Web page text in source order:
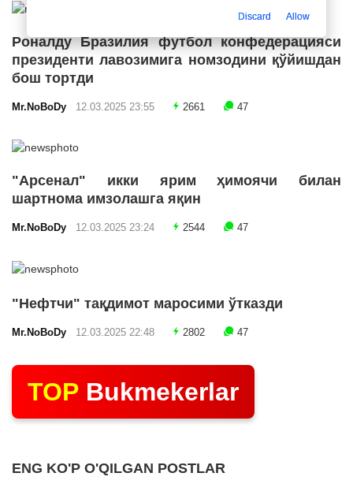
Роналду Бразилия футбол конфедерацияси
президенти лавозимига номзодини қўйишдан
бош тортди
Mr.NoBoDy 12.03.2025 23:55 2661 47
"Арсенал" икки ярим ҳимоячи билан
шартнома имзолашга яқин
Mr.NoBoDy 12.03.2025 23:24 2544 47
"Нефтчи" тақдимот маросими ўтказди
Mr.NoBoDy 12.03.2025 22:48 2802 47
TOP Bukmekerlar
ENG KO'P O'QILGAN POSTLAR
Discard Allow